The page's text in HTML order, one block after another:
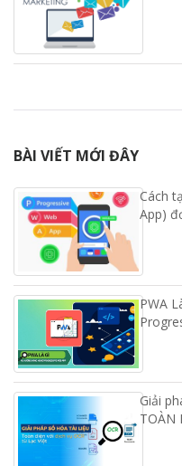
BÀI VIẾT MỚI ĐÂY
Cách
App)
PWA
Giải
TOÀN